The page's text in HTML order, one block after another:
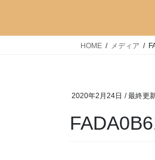
HOME メディア
2020年2月24日 / 最終更